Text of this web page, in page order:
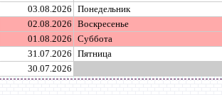
03.08.2026 Понедельник
02.08.2026 Воскресенье
01.08.2026 Суббота
31.07.2026 Пятница
30.07.2026